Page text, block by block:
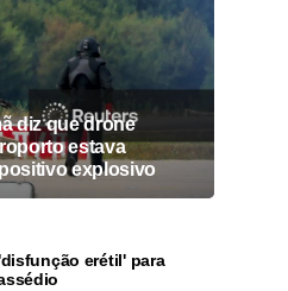
diz que drone
estava
explosivo
erétil' para